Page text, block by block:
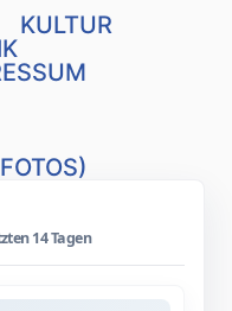
KULTUR
14 Tagen